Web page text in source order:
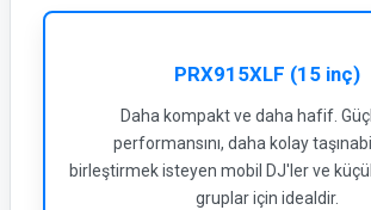
PRX915XLF (15 inç)
Daha kompakt ve daha hafif.
performansını, daha kolay
birleştirmek isteyen mobil DJ'ler ve
gruplar için idealdir.